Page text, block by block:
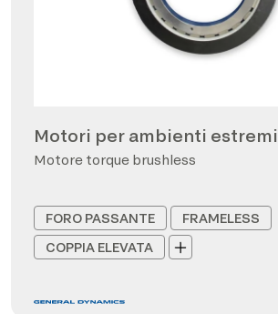
Motori per ambienti estremi
Motore torque brushless
FORO PASSANTE
FRAMELESS
COPPIA ELEVATA